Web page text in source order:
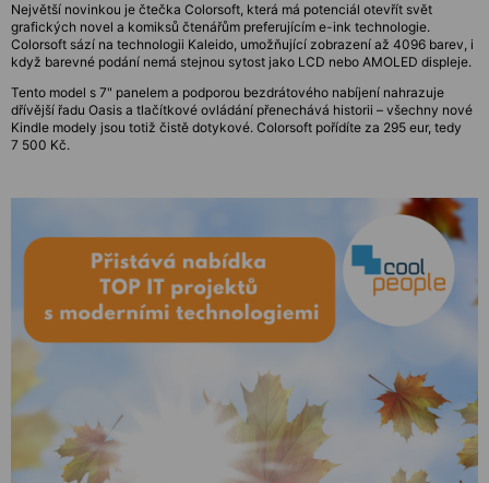
Největší novinkou je čtečka Colorsoft, která má potenciál otevřít svět
grafických novel a komiksů čtenářům preferujícím e-ink technologie.
Colorsoft sází na technologii Kaleido, umožňující zobrazení až 4096 barev, i
když barevné podání nemá stejnou sytost jako LCD nebo AMOLED displeje.
Tento model s 7" panelem a podporou bezdrátového nabíjení nahrazuje
dřívější řadu Oasis a tlačítkové ovládání přenechává historii – všechny nové
Kindle modely jsou totiž čistě dotykové. Colorsoft pořídíte za 295 eur, tedy
7 500 Kč.